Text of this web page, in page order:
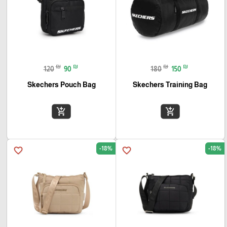
180 ₪ 150 ₪
Skechers Training Bag
add_shopping_cart
120 ₪ 90 ₪
Skechers Pouch Bag
add_shopping_cart
favorite_border -18%
favorite_border -18%